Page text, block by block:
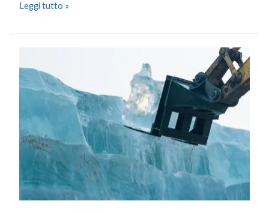
Leggi tutto »
industria
dei
macchinari
crescita
14esimo
Piano
quinquennale